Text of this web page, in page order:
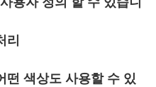
리
떤 색상도 사용할 수 있